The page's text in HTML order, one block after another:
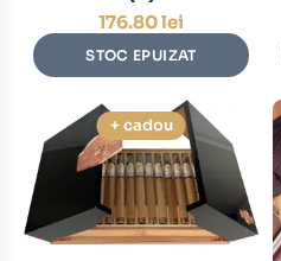
176.80lei
STOC EPUIZAT
+ cadou